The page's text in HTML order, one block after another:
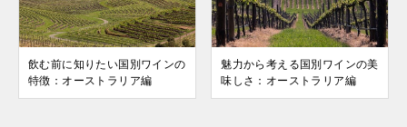
飲む前に知りたい国別ワインの
特徴：オーストラリア編
魅力から考える国別ワインの美
味しさ：オーストラリア編